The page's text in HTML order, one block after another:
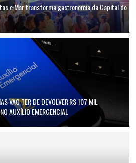
e Mar transforma gastronomia da Capital do
VÃO TER DE DEVOLVER R$ 107 MIL
AUXÍLIO EMERGENCIAL